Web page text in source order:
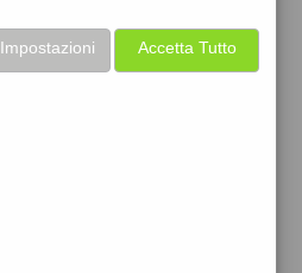
Accetta Tutto
Impostazioni